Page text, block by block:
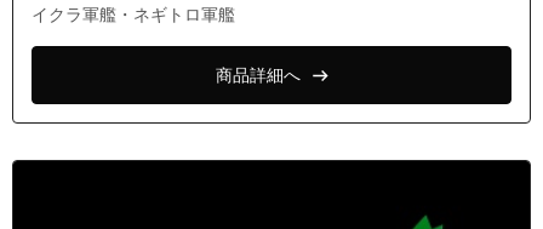
イクラ軍艦・ネギトロ軍艦
商品詳細へ